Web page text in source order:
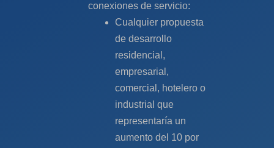
conexiones de servicio:
Cualquier propuesta
de desarrollo
residencial,
empresarial,
comercial, hotelero o
industrial que
representaría un
aumento del 10 por